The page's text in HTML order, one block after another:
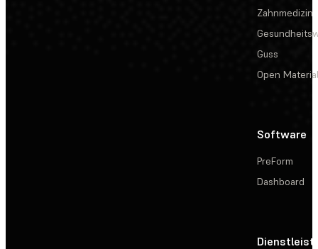
Zahnmedizin
Guss
Open
Software
PreForm
Dashboard